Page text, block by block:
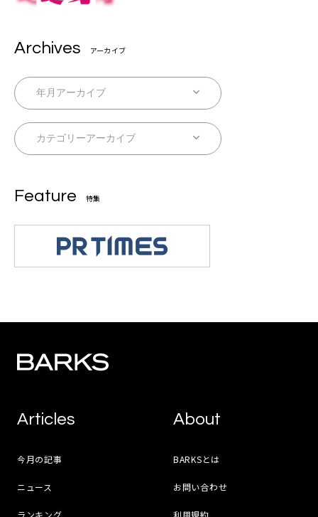
Archives アーカイブ
Feature 特集
Articles
今月の記事
ニュース
ランキング
About
BARKSとは
お問い合わせ
利用規約